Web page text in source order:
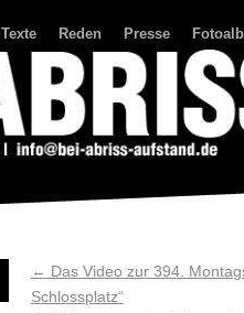
Texte Reden Presse
← Das Video zur 394.
Schlossplatz“